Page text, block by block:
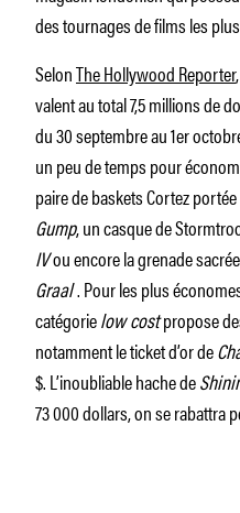
des tournages de films les
SelonThe Hollywood Reporter
valent au total 7,5 millions de
du 30 septembre au 1er
un peu de temps pour
paire de baskets Cortez
Gump, un casque de
IVou encore la grenade
Graal. Pour les plus
catégorielow costpropose
notamment le ticket d’or de
$. L’inoubliable hache de
73 000 dollars, on se rabattra